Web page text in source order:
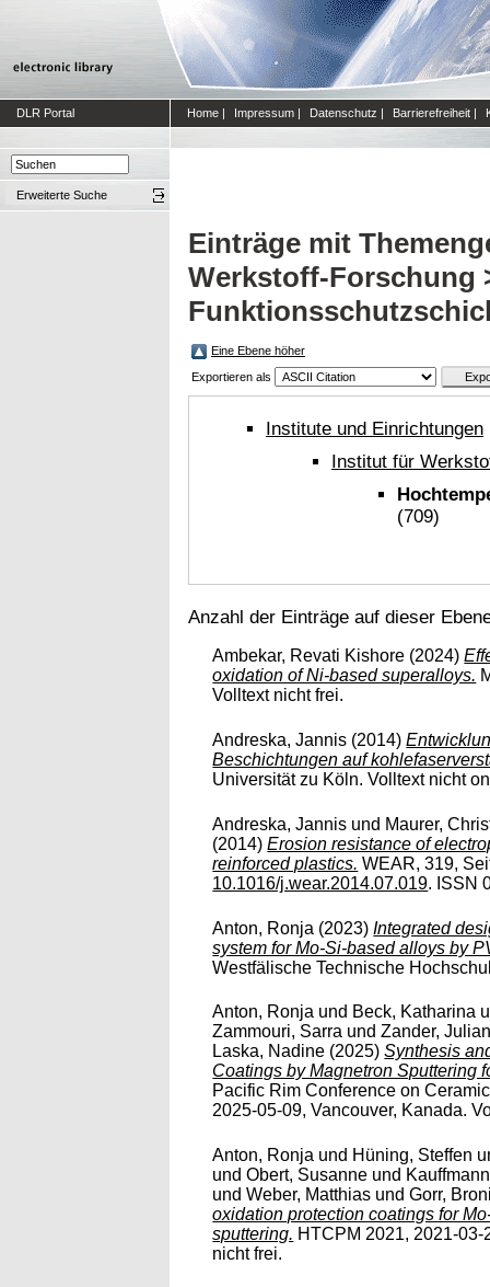
DLR Portal Home | Impressum | Datenschutz | Barrierefreiheit |
Erweiterte Suche
Einträge mit
Werkstoff-Forschung
Eine Ebene höher
Exportieren als
Institute und Einrichtungen
Institut für
(709)
Anzahl der Einträge auf dieser
Ambekar, Revati Kishore (2024)
oxidation of Ni-based superalloys.
Volltext nicht frei.
Andreska, Jannis (2014)
Beschichtungen auf
Universität zu Köln. Volltext nicht
Andreska, Jannis und Maurer,
(2014)Erosion resistance of
reinforced plastics. WEAR, 319,
10.1016/j.wear.2014.07.019. ISSN
Anton, Ronja (2023)Integrated
system for Mo-Si-based alloys by
Westfälische Technische
Anton, Ronja und Beck, Katharina
Zammouri, Sarra undZander,
Laska, Nadine (2025)Synthesis
Coatings by Magnetron Sputtering
Pacific Rim Conference on
2025-05-09, Vancouver, Kanada.
Anton, Ronja und Hüning, Steffen
undObert, Susanne und
undWeber, Matthias undGorr,
oxidation protection coatings for
sputtering. HTCPM 2021, 2021-
nicht frei.